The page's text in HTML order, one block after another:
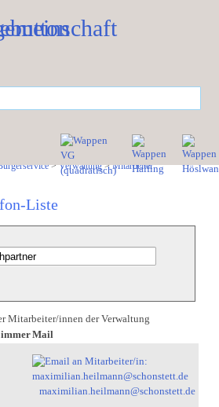
>Verwaltung>Mitarbeiter
Liste
Mitarbeiter/innen der Verwaltung
Mail
maximilian.heilmann@schonstett.de